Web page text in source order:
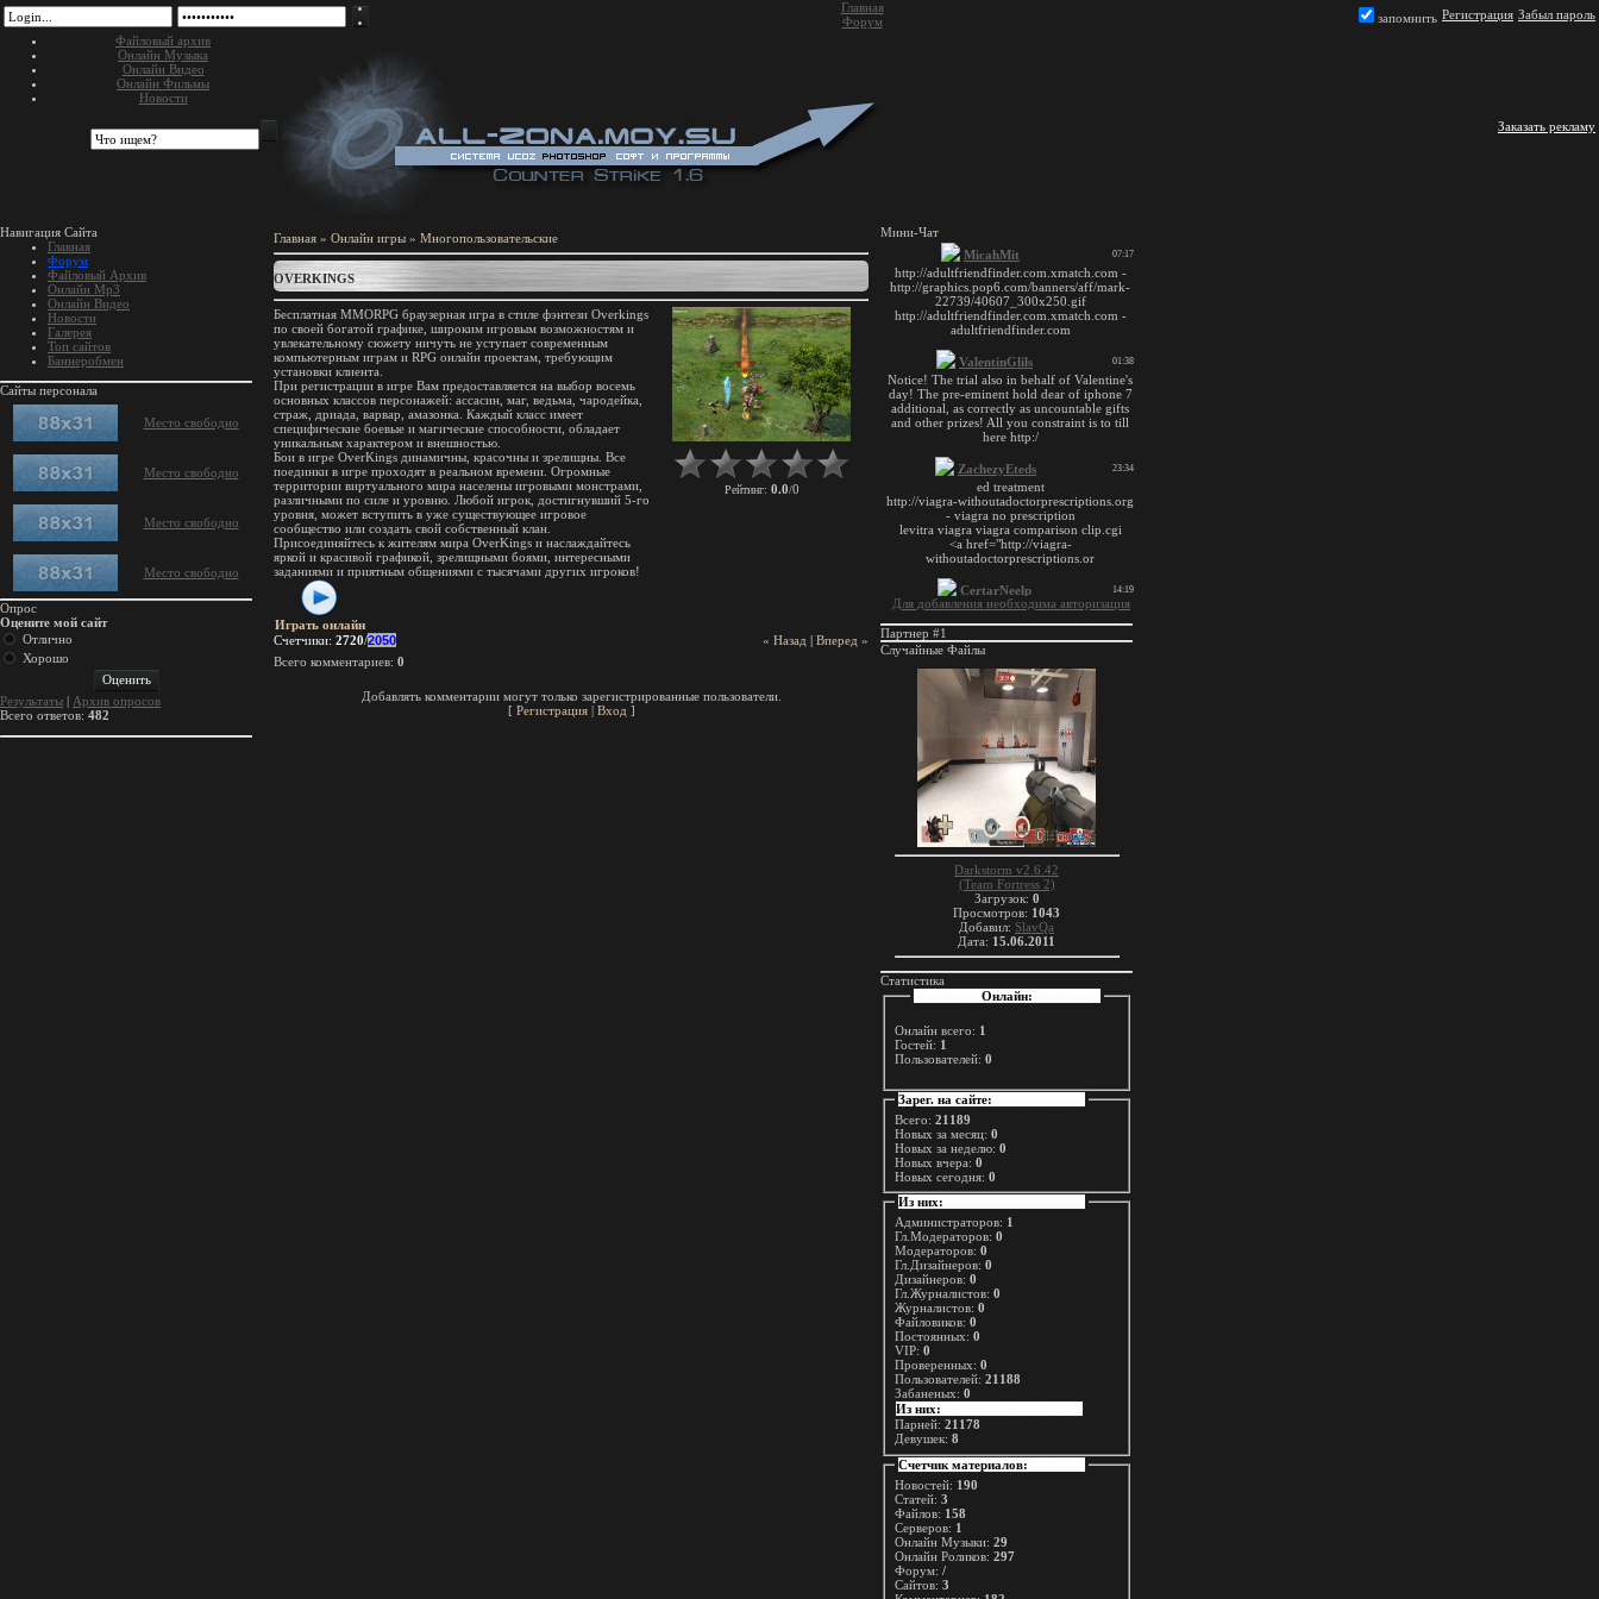
запомнить Регистрация Забыл пароль
Заказать рекламу
Главная
Форум
Файловый архив
Онлайн Музыка
Онлайн Видео
Онлайн Фильмы
Новости
Навигация Сайта
Главная
Форум
Файловый Архив
Онлайн Mp3
Онлайн Видео
Новости
Галерея
Топ сайтов
Баннеробмен
Сайты персонала
Место свободно
Место свободно
Место свободно
Место свободно
Опрос
Оцените мой сайт
Отлично
Хорошо
Результаты | Архив опросов
Всего ответов: 482
Главная » Онлайн игры » Многопользовательские
OVERKINGS
Бесплатная MMORPG браузерная игра в стиле фэнтези Overkings
по своей богатой графике, широким игровым возможностям и
увлекательному сюжету ничуть не уступает современным
компьютерным играм и RPG онлайн проектам, требующим
установки клиента.
При регистрации в игре Вам предоставляется на выбор восемь
основных классов персонажей: ассасин, маг, ведьма, чародейка,
страж, дриада, варвар, амазонка. Каждый класс имеет
специфические боевые и магические способности, обладает
уникальным характером и внешностью.
Бои в игре OverKings динамичны, красочны и зрелищны. Все
поединки в игре проходят в реальном времени. Огромные
территории виртуального мира населены игровыми монстрами,
различными по силе и уровню. Любой игрок, достигнувший 5-го
уровня, может вступить в уже существующее игровое
сообщество или создать свой собственный клан.
Присоединяйтесь к жителям мира OverKings и наслаждайтесь
яркой и красивой графикой, зрелищными боями, интересными
заданиями и приятным общениями с тысячами других игроков!
Играть онлайн
Рейтинг: 0.0/0
« Назад | Вперед »
Счетчики: 2720/2050
Всего комментариев: 0
Добавлять комментарии могут только зарегистрированные пользователи.
[ Регистрация| Вход ]
Мини-Чат
Для добавления необходима авторизация
Партнер #1
Случайные Файлы
Darkstorm v2.6.42
(Team Fortress 2)
Загрузок: 0
Просмотров: 1043
Добавил: SlavQa
Дата: 15.06.2011
Статистика
Онлайн:
Онлайн всего: 1
Гостей: 1
Пользователей:0
Зарег. на сайте:
Всего:21189
Новых за месяц:0
Новых за неделю:0
Новых вчера:0
Новых сегодня:0
Из них:
Администраторов: 1
Гл.Модераторов:0
Модераторов:0
Гл.Дизайнеров:0
Дизайнеров:0
Гл.Журналистов:0
Журналистов:0
Файловиков:0
Постоянных:0
VIP:0
Проверенных:0
Пользователей:21188
Забаненых:0
Из них:
Парней:21178
Девушек:8
Счетчик материалов:
Новостей: 190
Статей:3
Файлов: 158
Серверов: 1
Онлайн Музыки:29
Онлайн Роликов:297
Форум:/
Сайтов:3